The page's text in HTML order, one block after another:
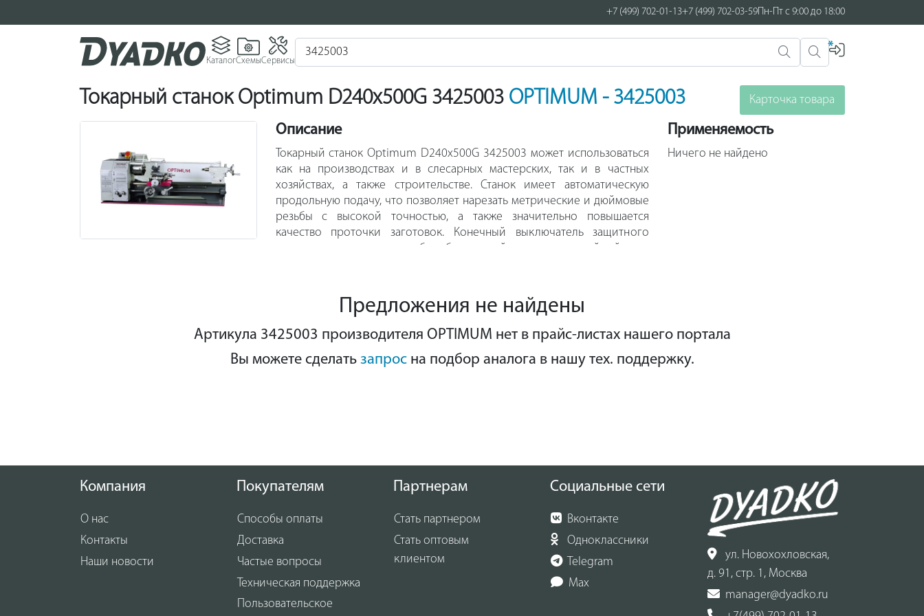
+7 (499) 702-01-13+7 (499) 702-03-59Пн-Пт с 9:00 до 18:00
КаталогСхемыСервисы
*
Токарный станок Optimum D240x500G 3425003 OPTIMUM - 3425003 Карточка товара
Описание
Токарный станок Optimum D240x500G 3425003 может использоваться
как на производствах и в слесарных мастерских, так и в частных
хозяйствах, а также строительстве. Станок имеет автоматическую
продольную подачу, что позволяет нарезать метрические и дюймовые
резьбы с высокой точностью, а также значительно повышается
качество проточки заготовок. Конечный выключатель защитного
кожуха шпинделя делает работу безопасной, исключая случайный пуск,
Применяемость
Ничего не найдено
Предложения не найдены
Артикула 3425003 производителя OPTIMUM нет в прайс-листах нашего портала
Вы можете сделать запросна подбор аналога в нашу тех. поддержку.
Компания
О нас
Контакты
Наши новости
Покупателям
Способы оплаты
Доставка
Частые вопросы
Техническая поддержка
Пользовательское
Партнерам
Стать партнером
Стать оптовым
клиентом
Социальные сети
Вконтакте
Одноклассники
Telegram
Max
ул. Новохохловская,
д. 91, стр. 1, Москва
manager@dyadko.ru